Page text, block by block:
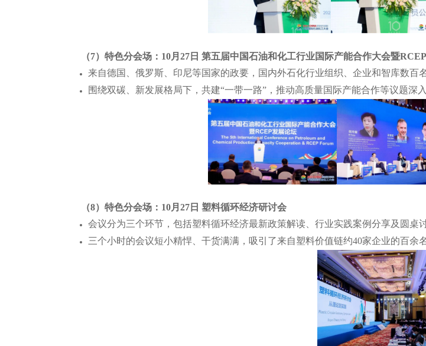
（7）特色分会场：10月27日 第五届中国石油和化工行业国际产能合作大会暨
来自德国、俄罗斯、印尼等国家的政要，国内外石化行业组织、企业和智库数百
围绕双碳、新发展格局下，共建“一带一路”，推动高质量国际产能合作等议题深
（8）特色分会场：10月27日 塑料循环经济研讨会
会议分为三个环节，包括塑料循环经济最新政策解读、行业实践案例分享及圆桌
三个小时的会议短小精悍、干货满满，吸引了来自塑料价值链约40家企业的百余